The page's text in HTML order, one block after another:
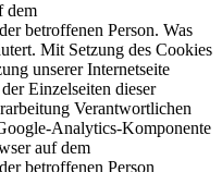
dem
betroffenen Person. Was
Mit Setzung des Cookies
unserer Internetseite
Einzelseiten dieser
Verantwortlichen
Analytics-Komponente
auf dem
betroffenen Person